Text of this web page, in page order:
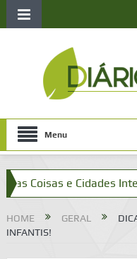
Menu
e Cidades
HOME GERAL
INFANTIS!